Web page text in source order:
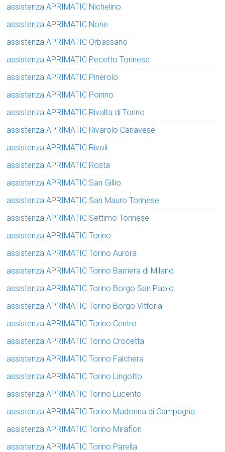
assistenza APRIMATIC Nichelino
assistenza APRIMATIC None
assistenza APRIMATIC Orbassano
assistenza APRIMATIC Pecetto Torinese
assistenza APRIMATIC Pinerolo
assistenza APRIMATIC Poirino
assistenza APRIMATIC Rivalta di Torino
assistenza APRIMATIC Rivarolo Canavese
assistenza APRIMATIC Rivoli
assistenza APRIMATIC Rosta
assistenza APRIMATIC San Gillio
assistenza APRIMATIC San Mauro Torinese
assistenza APRIMATIC Settimo Torinese
assistenza APRIMATIC Torino
assistenza APRIMATIC Torino Aurora
assistenza APRIMATIC Torino Barriera di Milano
assistenza APRIMATIC Torino Borgo San Paolo
assistenza APRIMATIC Torino Borgo Vittoria
assistenza APRIMATIC Torino Centro
assistenza APRIMATIC Torino Crocetta
assistenza APRIMATIC Torino Falchera
assistenza APRIMATIC Torino Lingotto
assistenza APRIMATIC Torino Lucento
assistenza APRIMATIC Torino Madonna di Campagna
assistenza APRIMATIC Torino Mirafiori
assistenza APRIMATIC Torino Parella